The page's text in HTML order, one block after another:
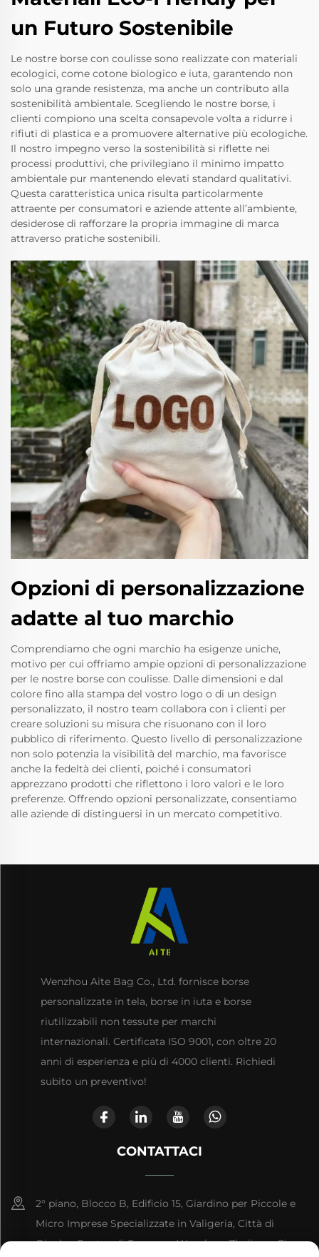
un Futuro Sostenibile
Le nostre borse con coulisse sono realizzate con materiali
ecologici, come cotone biologico e iuta, garantendo non
solo una grande resistenza, ma anche un contributo alla
sostenibilità ambientale. Scegliendo le nostre borse, i
clienti compiono una scelta consapevole volta a ridurre i
rifiuti di plastica e a promuovere alternative più ecologiche.
Il nostro impegno verso la sostenibilità si riflette nei
processi produttivi, che privilegiano il minimo impatto
ambientale pur mantenendo elevati standard qualitativi.
Questa caratteristica unica risulta particolarmente
attraente per consumatori e aziende attente all’ambiente,
desiderose di rafforzare la propria immagine di marca
attraverso pratiche sostenibili.
Opzioni di personalizzazione
adatte al tuo marchio
Comprendiamo che ogni marchio ha esigenze uniche,
motivo per cui offriamo ampie opzioni di personalizzazione
per le nostre borse con coulisse. Dalle dimensioni e dal
colore fino alla stampa del vostro logo o di un design
personalizzato, il nostro team collabora con i clienti per
creare soluzioni su misura che risuonano con il loro
pubblico di riferimento. Questo livello di personalizzazione
non solo potenzia la visibilità del marchio, ma favorisce
anche la fedeltà dei clienti, poiché i consumatori
apprezzano prodotti che riflettono i loro valori e le loro
preferenze. Offrendo opzioni personalizzate, consentiamo
alle aziende di distinguersi in un mercato competitivo.
Wenzhou Aite Bag Co., Ltd. fornisce borse
personalizzate in tela, borse in iuta e borse
riutilizzabili non tessute per marchi
internazionali. Certificata ISO 9001, con oltre 20
anni di esperienza e più di 4000 clienti. Richiedi
subito un preventivo!
CONTATTACI
2° piano, Blocco B, Edificio 15, Giardino per Piccole e
Micro Imprese Specializzate in Valigeria, Città di
Qianku, Contea di Cangnan, Wenzhou, Zhejiang, Cina